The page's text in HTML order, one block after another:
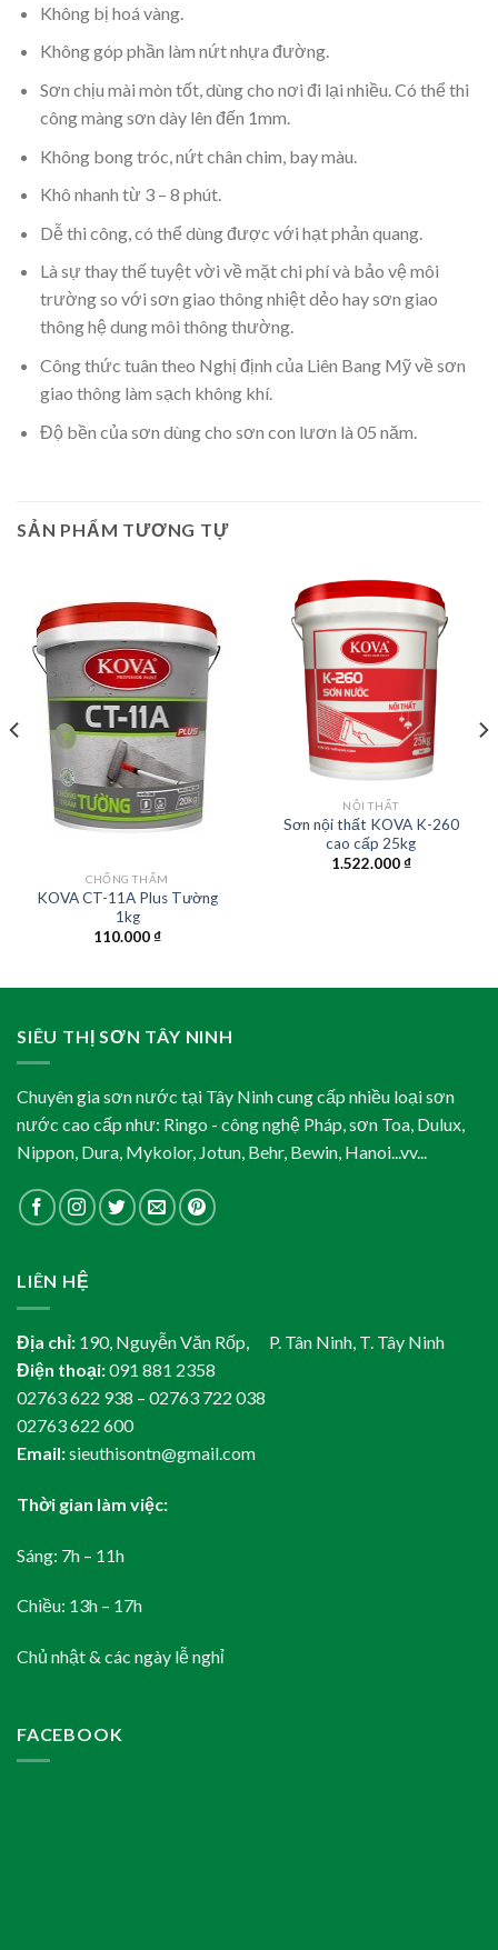
Không bị hoá vàng.
Không góp phần làm nứt nhựa đường.
Sơn chịu mài mòn tốt, dùng cho nơi đi lại nhiều. Có thể thi
công màng sơn dày lên đến 1mm.
Không bong tróc, nứt chân chim, bay màu.
Khô nhanh từ 3 – 8 phút.
Dễ thi công, có thể dùng được với hạt phản quang.
Là sự thay thế tuyệt vời về mặt chi phí và bảo vệ môi
trường so với sơn giao thông nhiệt dẻo hay sơn giao
thông hệ dung môi thông thường.
Công thức tuân theo Nghị định của Liên Bang Mỹ về sơn
giao thông làm sạch không khí.
Độ bền của sơn dùng cho sơn con lươn là 05 năm.
SẢN PHẨM TƯƠNG TỰ
CHỐNG THẤM
KOVA CT-11A Plus Tường
1kg
110.000₫
NỘI THẤT
Sơn nội thất KOVA K-260
cao cấp 25kg
1.522.000₫
SIÊU THỊ SƠN TÂY NINH
Chuyên gia sơn nước tại Tây Ninh cung cấp nhiều loại sơn
nước cao cấp như: Ringo - công nghệ Pháp, sơn Toa, Dulux,
Nippon, Dura, Mykolor, Jotun, Behr, Bewin, Hanoi...vv...
LIÊN HỆ
Địa chỉ: 190, Nguyễn Văn Rốp, P. Tân Ninh, T. Tây Ninh
Điện thoại:091 881 2358
02763 622 938 – 02763 722 038
02763 622 600
Email:sieuthisontn@gmail.com
Thời gian làm việc:
Sáng: 7h – 11h
Chiều: 13h – 17h
Chủ nhật & các ngày lễ nghỉ
FACEBOOK